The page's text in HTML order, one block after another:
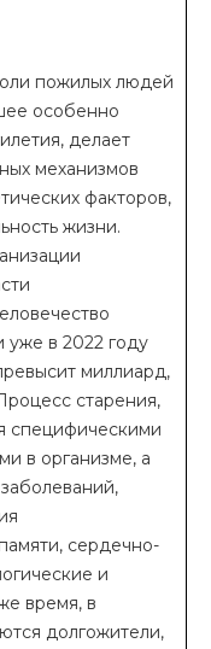
пожилых людей
особенно
делает
механизмов
факторов,
жизни.
уже в 2022 году
миллиард,
старения,
специфическими
в организме, а
сердечно-
и
время, в
долгожители,